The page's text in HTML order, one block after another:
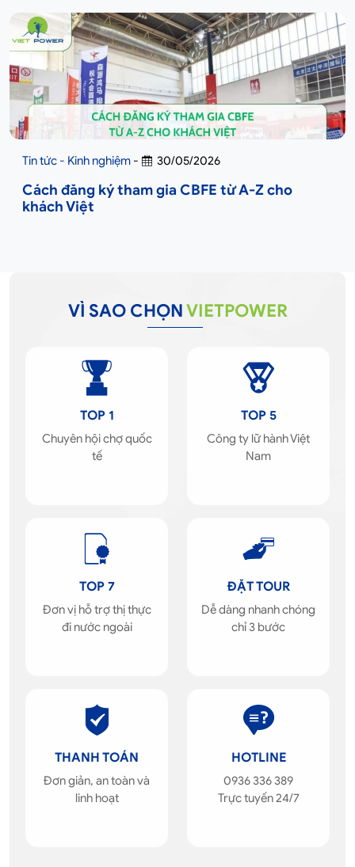
Tin tức - Kinh nghiệm - 30/05/2026
Cách đăng ký tham gia CBFE từ A-Z cho
khách Việt
VÌ SAO CHỌNVIETPOWER
TOP 1
Chuyên hội chợ quốc
tế
TOP 5
Công ty lữ hành Việt
Nam
TOP 7
Đơn vị hỗ trợ thị thực
đi nước ngoài
ĐẶT TOUR
Dễ dàng nhanh chóng
chỉ 3 bước
THANH TOÁN
Đơn giản, an toàn và
linh hoạt
HOTLINE
0936 336 389
Trực tuyến 24/7